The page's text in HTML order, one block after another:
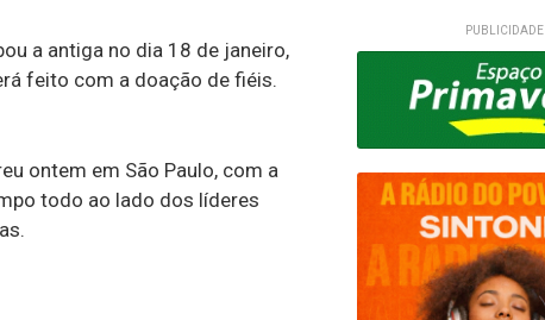
a antiga no dia 18 de janeiro,
feito com a doação de fiéis.
ontem em São Paulo, com a
todo ao lado dos líderes
PUBLICIDADE